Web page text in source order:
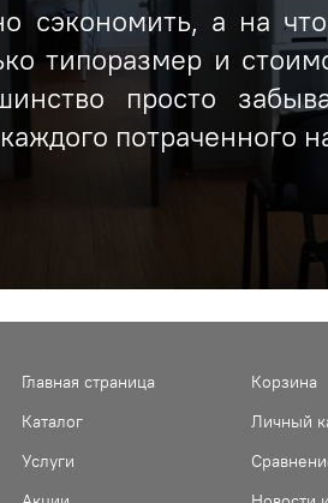
а на
типоразмер и
просто
потраченного
Главная страница
Каталог
Услуги
Корзина
Личный